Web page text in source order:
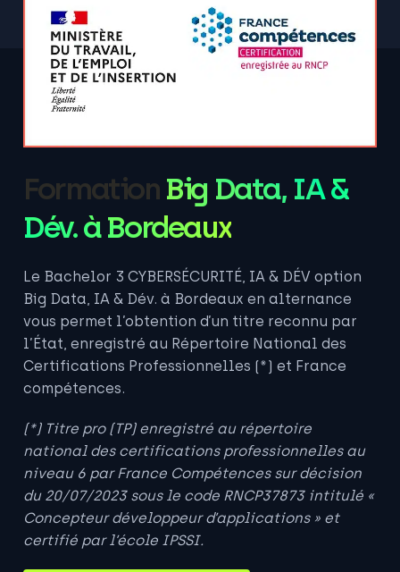
FormationBig Data, IA &
Dév. à Bordeaux
Le Bachelor 3 CYBERSÉCURITÉ, IA & DÉV option
Big Data, IA & Dév. à Bordeauxen alternance
vous permet l’obtention d’un titre reconnu par
l’État, enregistré au Répertoire National des
Certifications Professionnelles (*) et France
compétences.
(*) Titre pro (TP) enregistré au répertoire
national des certifications professionnelles au
niveau 6 par France Compétences sur décision
du 20/07/2023 sous le code RNCP37873 intitulé «
Concepteur développeur d’applications » et
certifié par l’école IPSSI.